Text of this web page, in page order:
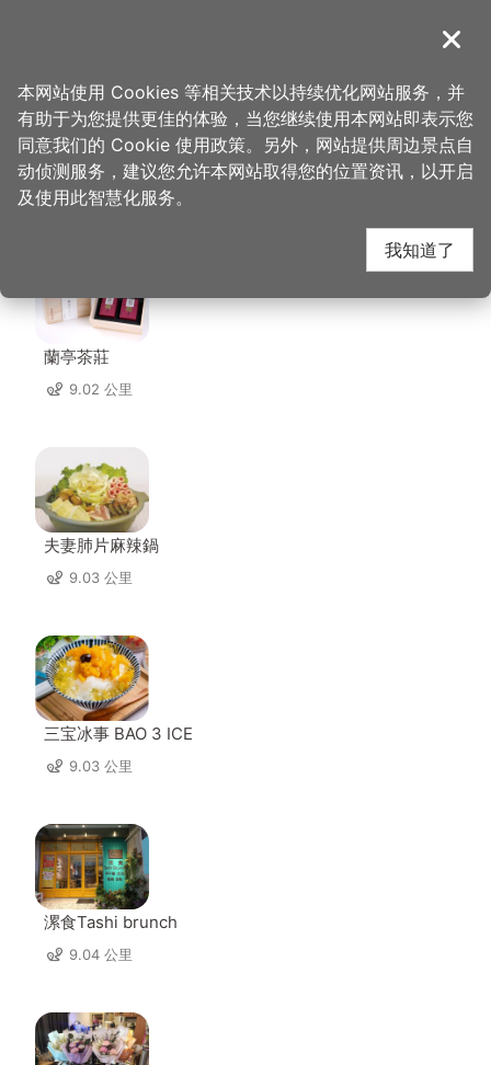
導覽
首页 > 想去的地方 > 住宿 > 高铁背包客
高铁背包客 周边店家
蘭亭茶莊
9.02 公里
夫妻肺片麻辣鍋
9.03 公里
三宝冰事 BAO 3 ICE
9.03 公里
漯食Tashi brunch
9.04 公里
关闭
本网站使用 Cookies 等相关技术以持续优化网站服务，并
有助于为您提供更佳的体验，当您继续使用本网站即表示您
同意我们的 Cookie 使用政策。另外，网站提供周边景点自
动侦测服务，建议您允许本网站取得您的位置资讯，以开启
及使用此智慧化服务。
我知道了